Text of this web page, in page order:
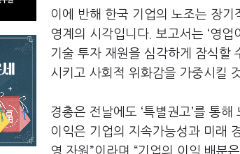
이에 반해 한국 기업의 노조는 장
영계의 시각입니다 보고서는 ‘영업
기술 투자 재원을 심각하게 잠식할
시키고 사회적 위화감을 가중시킬
경총은 전날에도 ‘특별권고’를 통해
이익은 기업의 지속가능성과 미래
영 자원”이라며 “기업의 이익 배분